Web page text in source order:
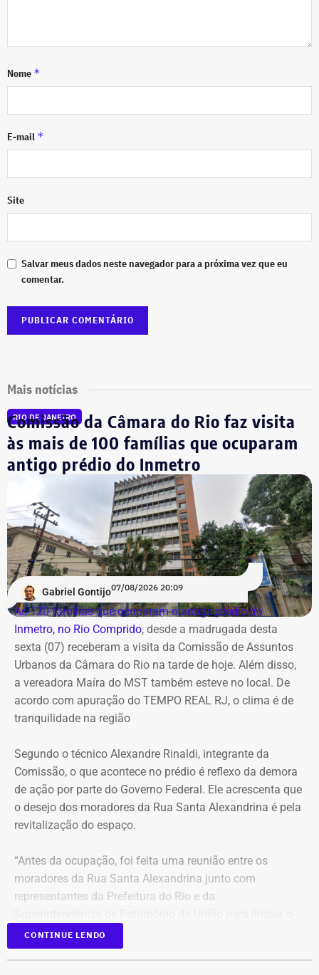
Nome *
E-mail *
Site
Salvar meus dados neste navegador para a próxima vez que eu
comentar.
Mais notícias
RIO DE JANEIRO
Comissão da Câmara do Rio faz visita
às mais de 100 famílias que ocuparam
antigo prédio do Inmetro
Gabriel Gontijo07/08/2026 20:09
As 120 famílias que ocuparam o antigo prédio do
Inmetro, no Rio Comprido, desde a madrugada desta
sexta (07) receberam a visita da Comissão de Assuntos
Urbanos da Câmara do Rio na tarde de hoje. Além disso,
a vereadora Maíra do MST também esteve no local. De
acordo com apuração do TEMPO REAL RJ, o clima é de
tranquilidade na região
Segundo o técnico Alexandre Rinaldi, integrante da
Comissão, o que acontece no prédio é reflexo da demora
de ação por parte do Governo Federal. Ele acrescenta que
o desejo dos moradores da Rua Santa Alexandrina é pela
revitalização do espaço.
“Antes da ocupação, foi feita uma reunião entre os
moradores da Rua Santa Alexandrina junto com
representantes da Prefeitura do Rio e da
terreno até passar para o Arquivo Nacional. Mas o
Governo Federal demorou tanto para agir que hoje
CONTINUE LENDO